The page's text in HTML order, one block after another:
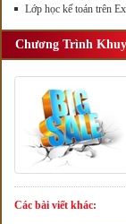
Lớp học kế toán trên
Chương Trình
Các bài viết khác: